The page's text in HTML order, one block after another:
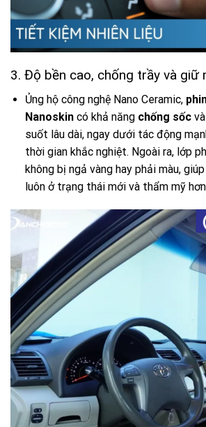
3. Độ bền cao, chống trầy và giữ
Ủng hộ công nghệ Nano Ceramic,
Nanoskincó khả năng chống sốcvà
suốt lâu dài, ngay dưới tác động
thời gian khắc nghiệt. Ngoài ra, lớp
không bị ngả vàng hay phải màu,
luôn ở trạng thái mới và thẩm mỹ